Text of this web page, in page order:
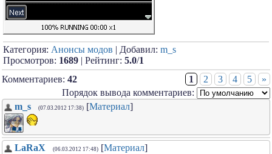
Категория: Анонсы модов | Добавил: m_s
Просмотров: 1689 | Рейтинг: 5.0/1
Комментариев: 42 1 2 3 4 5
»
Порядок вывода комментариев:
m_s
(07.03.2012 17:38) [Материал]
LaRaX (06.03.2012 17:48) [Материал]